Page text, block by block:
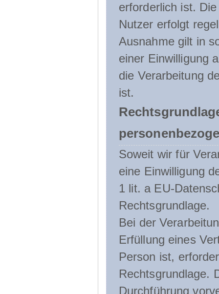
erforderlich ist.
Nutzer erfolgt
Ausnahme gilt in
einer Einwilligung
die Verarbeitung
ist.
Soweit wir für
eine Einwilligung
1 lit. a EU-
Rechtsgrundlage.
Bei der
Erfüllung eines
Person ist,
Rechtsgrundlage.
Durchführung